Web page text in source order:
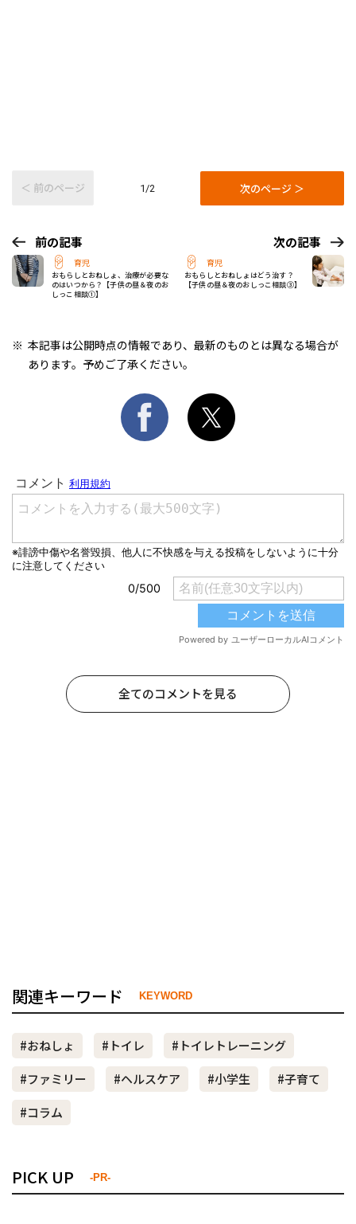
＜ 前のページ 1/2 次のページ ＞
前の記事
育児
おもらしとおねしょ、治療が必要な
のはいつから？【子供の昼＆夜のお
しっこ相談①】
次の記事
育児
おもらしとおねしょはどう治す？
【子供の昼＆夜のおしっこ相談③】
本記事は公開時点の情報であり、最新のものとは異なる場合が
あります。予めご了承ください。
全てのコメントを見る
関連キーワード KEYWORD
#おねしょ #トイレ
#トイレトレーニング
#ファミリー
#ヘルスケア #小学生
#子育て
#コラム
PICK UP -PR-